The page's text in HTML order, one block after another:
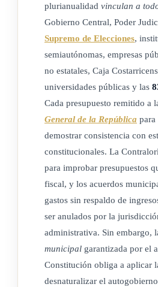
plurianualidad vinculan a
Gobierno Central, Poder
Supremo de Elecciones,
semiautónomas, empresas
no estatales, Caja
universidades públicas y las
Cada presupuesto remitido a
General de la República para
demostrar consistencia con
constitucionales. La
para improbar presupuestos
fiscal, y los acuerdos
gastos sin respaldo de
ser anulados por la
administrativa. Sin embargo,
municipal garantizada por el
Constitución obliga a aplicar
desnaturalizar el